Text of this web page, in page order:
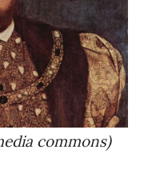
commons)